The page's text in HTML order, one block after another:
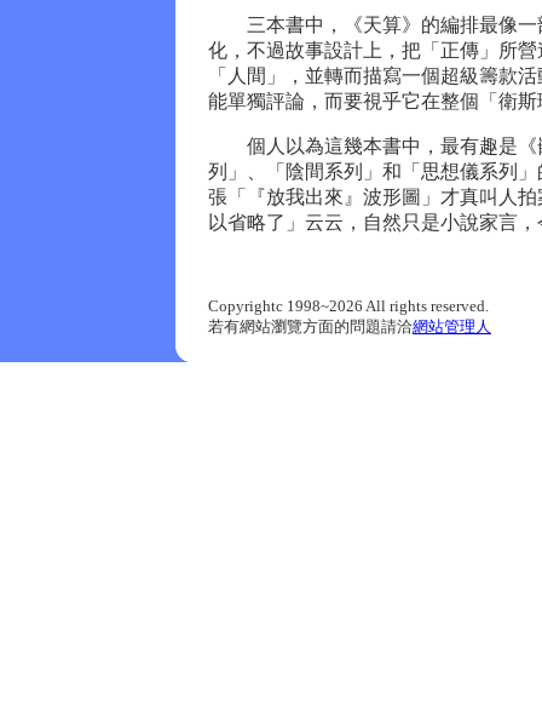
三本書中，《天算》的編排最像一
化，不過故事設計上，把「正傳」所
「人間」，並轉而描寫一個超級籌款
能單獨評論，而要視乎它在整個「衛
個人以為這幾本書中，最有趣是《
列」、「陰間系列」和「思想儀系列
張「『放我出來』波形圖」才真叫人
以省略了」云云，自然只是小說家言
Copyrightc 1998~2026 All rights reserved.
若有網站瀏覽方面的問題請洽網站管理人